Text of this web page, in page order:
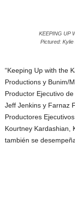
KEEPING UP
Pictured:
“Keeping Up with the
Productions y Bunim/
Productor Ejecutivo
Jeff Jenkins y Farnaz
Productores
Kourtney Kardashian,
también se